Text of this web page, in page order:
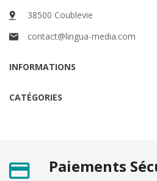
38500 Coublevie
contact@lingua-media.com
INFORMATIONS
CATÉGORIES
Paiements